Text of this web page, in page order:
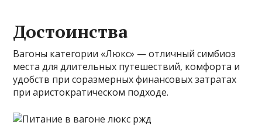
Достоинства
Вагоны категории «Люкс» — отличный симбиоз
места для длительных путешествий, комфорта и
удобств при соразмерных финансовых затратах
при аристократическом подходе.